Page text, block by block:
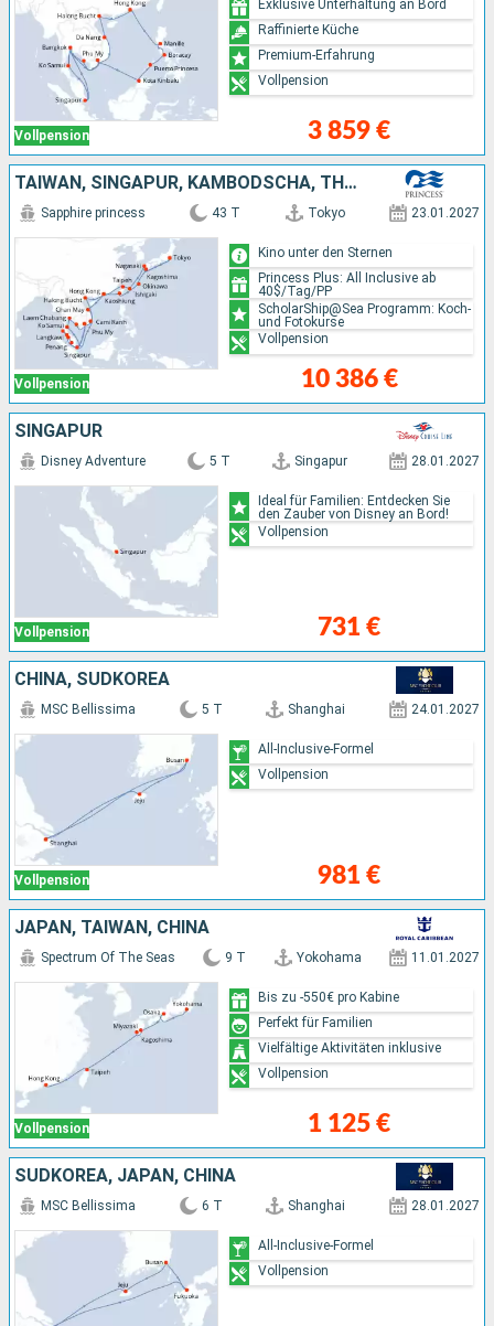
Vollpension 3 859 €
Exklusive Unterhaltung an Bord
Raffinierte Küche
Premium-Erfahrung
Vollpension
TAIWAN, SINGAPUR, KAMBODSCHA, THAILAND, MALAYSIA, VIETNAM, CHINA, JAPAN
Vollpension
Sapphire princess 43 T Tokyo 23.01.2027
10 386 €
Kino unter den Sternen
Princess Plus: All Inclusive ab
40$/Tag/PP
ScholarShip@Sea Programm: Koch-
und Fotokurse
Vollpension
SINGAPUR
Vollpension
Disney Adventure 5 T Singapur 28.01.2027
731 €
Ideal für Familien: Entdecken Sie
den Zauber von Disney an Bord!
Vollpension
CHINA, SÜDKOREA
Vollpension
MSC Bellissima 5 T Shanghai 24.01.2027
981 €
All-Inclusive-Formel
Vollpension
JAPAN, TAIWAN, CHINA
Vollpension
Spectrum Of The Seas 9 T Yokohama 11.01.2027
1 125 €
Bis zu -550€ pro Kabine
Perfekt für Familien
Vielfältige Aktivitäten inklusive
Vollpension
SÜDKOREA, JAPAN, CHINA
MSC Bellissima 6 T Shanghai 28.01.2027
All-Inclusive-Formel
Vollpension